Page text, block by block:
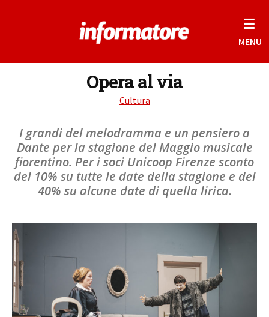
☰
MENU
Opera al via
Cultura
I grandi del melodramma e un pensiero a
Dante per la stagione del Maggio musicale
fiorentino. Per i soci Unicoop Firenze sconto
del 10% su tutte le date della stagione e del
40% su alcune date di quella lirica.